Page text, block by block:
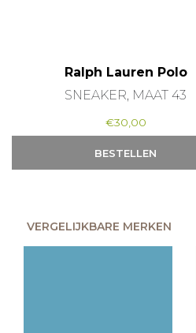
Ralph Lauren Polo
SNEAKER, MAAT 43
€30,00
BESTELLEN
VERGELIJKBARE MERKEN